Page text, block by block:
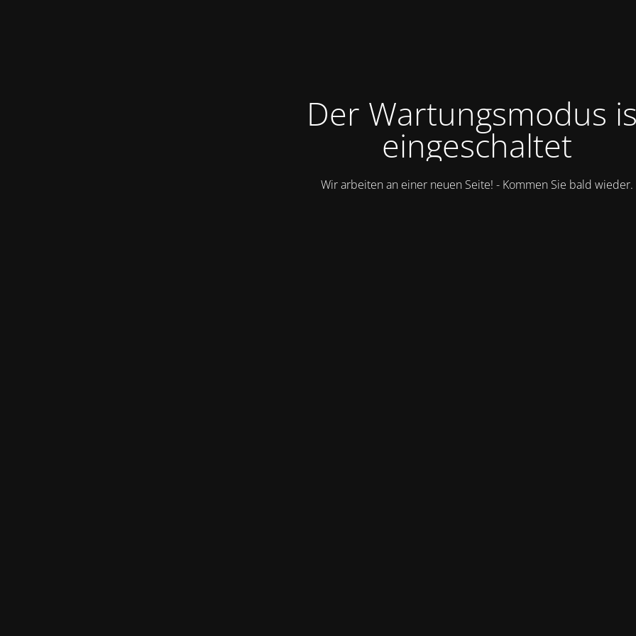
Der Wartungsmodus
eingeschaltet
Wir arbeiten an einer neuen Seite! - Kommen Sie bald wieder.